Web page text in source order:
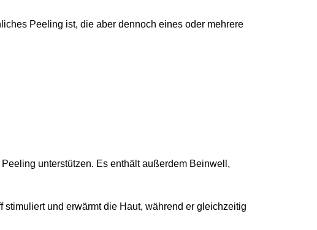
Peeling ist, die aber dennoch eines oder mehrere
unterstützen. Es enthält außerdem Beinwell,
und erwärmt die Haut, während er gleichzeitig